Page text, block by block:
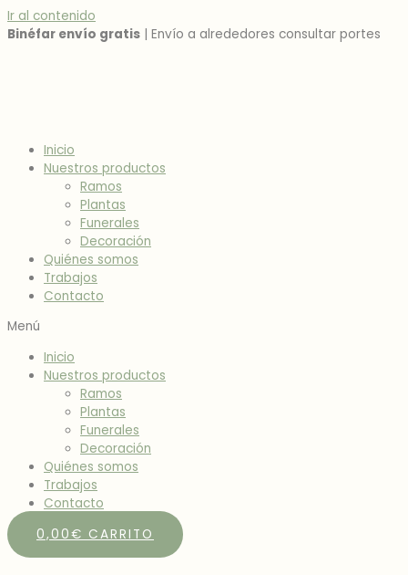
Ir al contenido
Binéfar envío gratis | Envío a alrededores consultar portes
Inicio
Nuestros productos
Ramos
Plantas
Funerales
Decoración
Quiénes somos
Trabajos
Contacto
Menú
Inicio
Nuestros productos
Ramos
Plantas
Funerales
Decoración
Quiénes somos
Trabajos
Contacto
0,00€ CARRITO